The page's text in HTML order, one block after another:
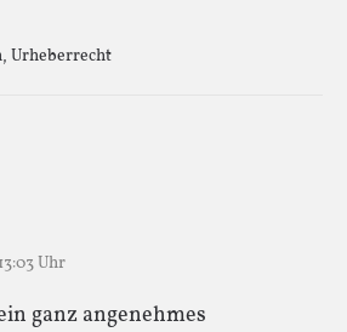
, Urheberrecht
Uhr
ganz angenehmes